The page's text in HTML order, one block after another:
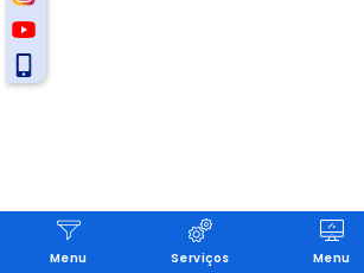
Menu Serviços Menu